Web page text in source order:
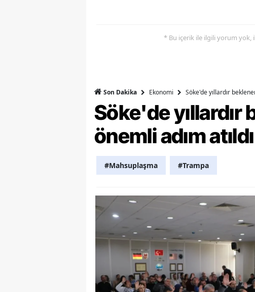
Manisa
Mardin
Nevşehir
Rize
Sakarya
* Bu içerik ile ilgili yorum yok,
Son Dakika Ekonomi Söke'de yıllardır
Söke'de
önemli adım atıldı
#Mahsuplaşma #Trampa